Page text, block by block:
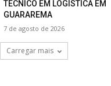
TÉCNICO EM LOGÍSTICA EM
GUARAREMA
7 de agosto de 2026
Carregar mais